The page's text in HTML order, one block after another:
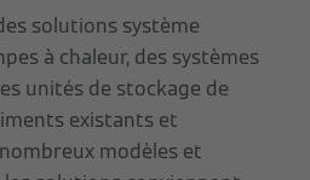
solutions système
à chaleur, des systèmes
unités de stockage de
existants et
modèles et